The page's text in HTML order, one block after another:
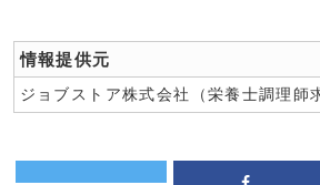
情報提供元
ジョブストア株式会社（栄養士調理師